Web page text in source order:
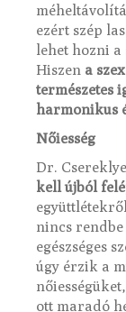
ezért szép
lehet hozni
Hiszen a
természetes
harmonikus
Nőiesség
Dr.
kell újból
nincs
egészséges
úgy érzik a
ott maradó